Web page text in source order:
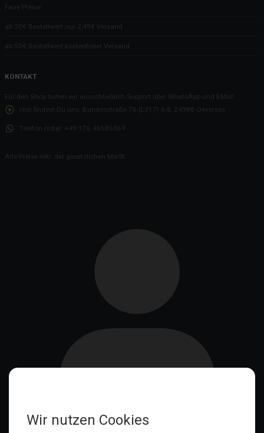
Faire Preise
ab 20€ Bestellwert nur 2,49€ Versand
ab 50€ Bestellwert kostenfreier Versand
KONTAKT
Für den Shop bieten wir ausschließlich Support über WhatsApp und EMail
Hier findest Du uns:
Bundesstraße 76 (L317) 6-8, 24988 Oeversee
Telefon Hotel: +49 176 46585369
Alle Preise inkl. der gesetzlichen MwSt.